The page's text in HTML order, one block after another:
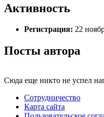
Активность
Регистрация: 22
Посты автора
Сюда еще никто не успел
Сотрудничество
Карта сайта